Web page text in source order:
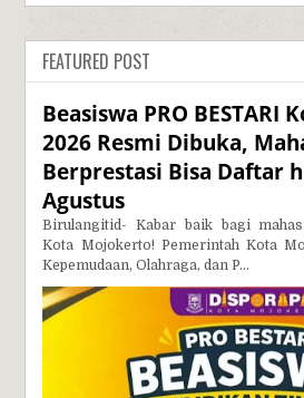
FEATURED POST
Beasiswa PRO BESTARI
2026 Resmi Dibuka,
Berprestasi Bisa Daftar
Agustus
Birulangitid- Kabar baik bagi
Kota Mojokerto! Pemerintah Kota
Kepemudaan, Olahraga, dan P...